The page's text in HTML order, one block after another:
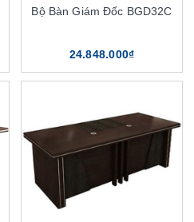
Bộ Bàn Giám Đốc BGD32C
24.848.000₫